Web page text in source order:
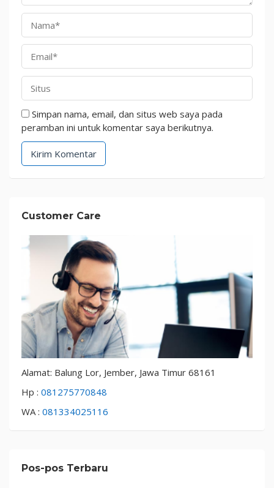
Simpan nama, email, dan situs web saya pada
peramban ini untuk komentar saya berikutnya.
Customer Care
Alamat: Balung Lor, Jember, Jawa Timur 68161
Hp : 081275770848
WA : 081334025116
Pos-pos Terbaru